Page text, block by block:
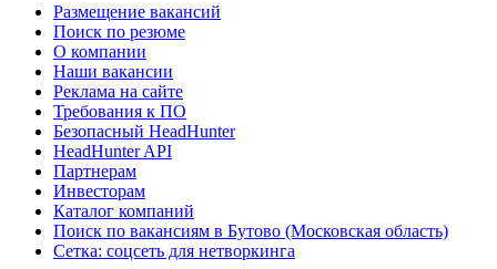
Размещение вакансий
Поиск по резюме
О компании
Наши вакансии
Реклама на сайте
Требования к ПО
Безопасный HeadHunter
HeadHunter API
Партнерам
Инвесторам
Каталог компаний
Поиск по вакансиям в Бутово (Московская область)
Сетка: соцсеть для нетворкинга